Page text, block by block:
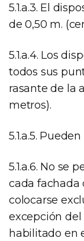
5.1.a.3. El
de 0,50 m.
5.1.a.4. Los
todos sus
rasante de la
metros).
5.1.a.5.
5.1.a.6. No se
cada fachada
colocarse
excepción
habilitado en